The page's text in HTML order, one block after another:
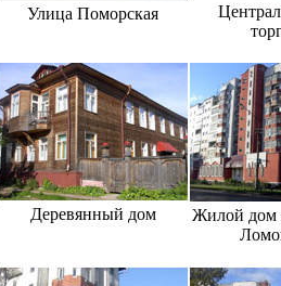
Улица Поморская
Деревянный дом
Жилой дом